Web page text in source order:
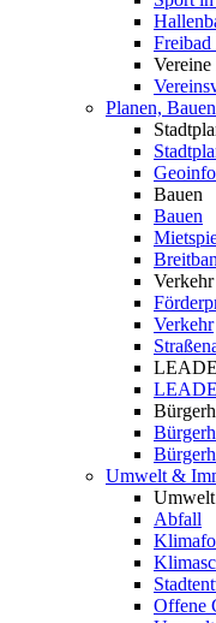
Planen,
Bauen
Bauen
Verkehr
Verkehr
Umwelt &
Umwelt
Abfall
Offene